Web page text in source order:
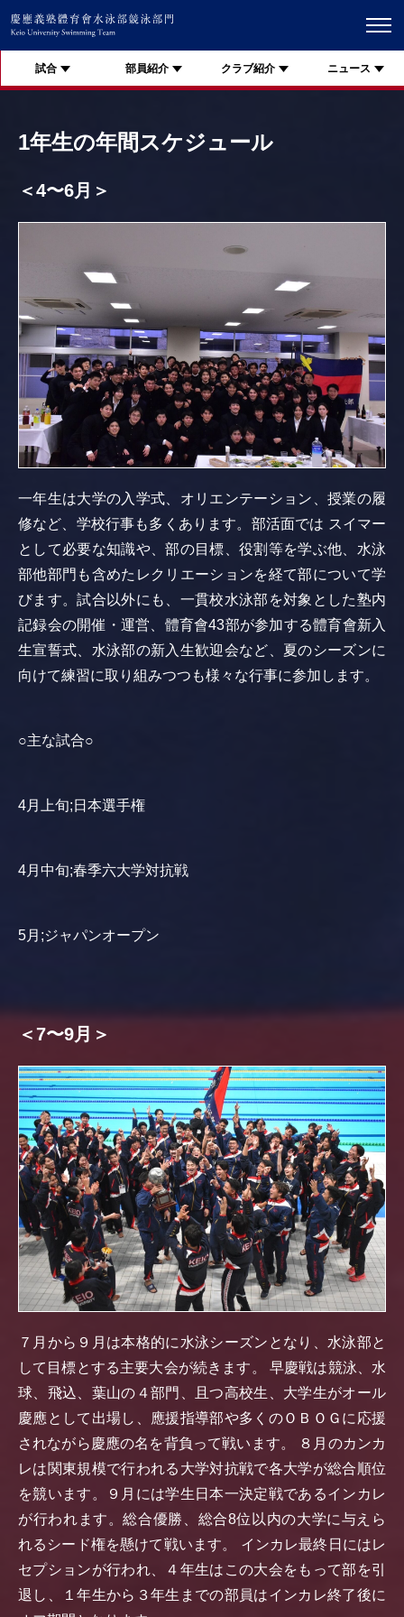
試合 部員紹介 クラブ紹介 ニュース
1年生の年間スケジュール
＜4〜6月＞
一年生は大学の入学式、オリエンテーション、授業の履
修など、学校行事も多くあります。部活面では スイマー
として必要な知識や、部の目標、役割等を学ぶ他、水泳
部他部門も含めたレクリエーションを経て部について学
びます。試合以外にも、一貫校水泳部を対象とした塾内
記録会の開催・運営、體育會43部が参加する體育會新入
生宣誓式、水泳部の新入生歓迎会など、夏のシーズンに
向けて練習に取り組みつつも様々な行事に参加します。
○主な試合○
4月上旬;日本選手権
4月中旬;春季六大学対抗戦
5月;ジャパンオープン
＜7〜9月＞
７月から９月は本格的に水泳シーズンとなり、水泳部と
して目標とする主要大会が続きます。 早慶戦は競泳、水
球、飛込、葉山の４部門、且つ高校生、大学生がオール
慶應として出場し、應援指導部や多くのＯＢＯＧに応援
されながら慶應の名を背負って戦います。 ８月のカンカ
レは関東規模で行われる大学対抗戦で各大学が総合順位
を競います。９月には学生日本一決定戦であるインカレ
が行われます。総合優勝、総合8位以内の大学に与えら
れるシード権を懸けて戦います。 インカレ最終日にはレ
セプションが行われ、４年生はこの大会をもって部を引
退し、１年生から３年生までの部員はインカレ終了後に